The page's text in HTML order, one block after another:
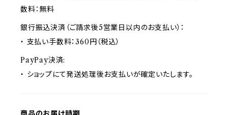
数料：無料
銀行振込決済（ご請求後5営業日以内のお支払い）：
・ 支払い手数料：360円（税込）
PayPay決済:
・ ショップにて発送処理後お支払いが確定いたします。